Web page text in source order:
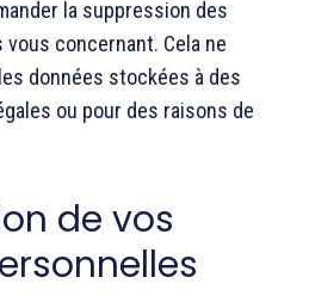
la suppression des
concernant. Cela ne
données stockées à des
ou pour des raisons de
de vos